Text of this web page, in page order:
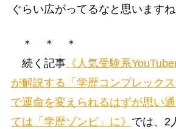
ぐらい広がってるなと思いますね
＊ ＊ ＊
続く記事《人気受験系
が解説する「学歴コンプレック
で運命を変えられるはずが思い
ては「学歴ゾンビ」に》 では、2